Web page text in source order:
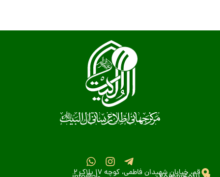
قم، خیابان شهیدان فاطمی، کوچه 17 پلاک 2